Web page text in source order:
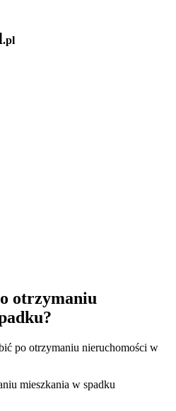
.pl
otrzymaniu
po otrzymaniu nieruchomości w